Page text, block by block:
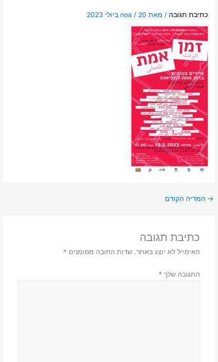
כתיבת תגובה / מאת noa / 20 ביולי 2023
→ המדיה הקודם
כתיבת תגובה
האימייל לא יוצג באתר. שדות החובה מסומנים *
התגובה שלך *